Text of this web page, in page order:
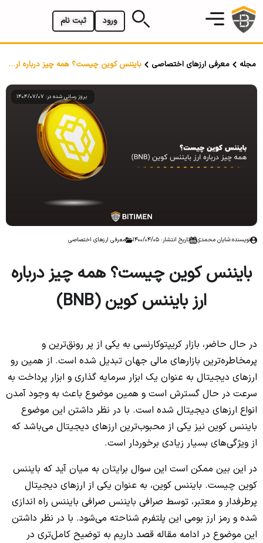
ثبت نام ورود
مجله معرفی ارزهای اختصاصی بایننس کوین چیست؟ همه چیز درباره ارز بایننس کوین (BNB)
بروز رسانی شده در: 1404/07/07
نویسنده:شایان محمدی تاریخ انتشار: 1400/04/05 معرفی ارزهای اختصاصی
بایننس کوین چیست؟ همه چیز درباره
ارز بایننس کوین (BNB)
در حال حاضر، بازار کریپتوکارنسی به یکی از پر رونق‌ترین و
پرمخاطره‌ترین بازارهای مالی جهان تبدیل شده است. از همین رو
ارزهای دیجیتال به عنوان یک ابزار سرمایه گذاری و ابزار پرداخت به
سرعت در حال گسترش است و همین موضوع باعث به وجود آمدن
انواع ارزهای دیجیتال شده است. با در نظر داشتن این موضوع
بایننس کوین نیز یکی از محبوب‌ترین ارزهای دیجیتال می‌باشد که
از ویژگی‌های بسیار زیادی برخوردار است.
در این بین ممکن است این سوال برایتان به میان آید که بایننس
کوین چیست. بایننس کوین، به عنوان یکی از ارزهای دیجیتال
پرطرفدار و معتبر، توسط صرافی بایننس صرافی بایننس راه اندازی
شده و رمز ارز بومی این پلتفرم شناحته می‌شود. با در نظر داشتن
این موضوع در ادامه مقاله قصد داریم به توضیح کامل‌تری در